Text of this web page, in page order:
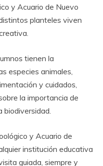
y Acuario de Nuevo
planteles viven
tienen la
especies animales,
y cuidados,
la importancia de
y Acuario de
institución educativa
guiada, siempre y